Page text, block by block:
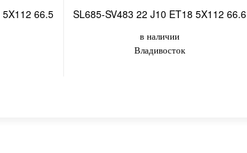
66.5 SL685-SV483 22 J10 ET18 5X112 66.6
в наличии
Владивосток